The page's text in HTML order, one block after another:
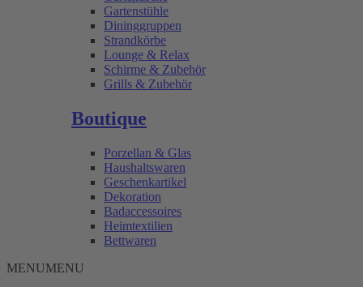
Gartenstühle
Dininggruppen
Strandkörbe
Lounge & Relax
Schirme & Zubehör
Grills & Zubehör
Boutique
Porzellan & Glas
Haushaltswaren
Geschenkartikel
Dekoration
Badaccessoires
Heimtextilien
Bettwaren
MENUMENU